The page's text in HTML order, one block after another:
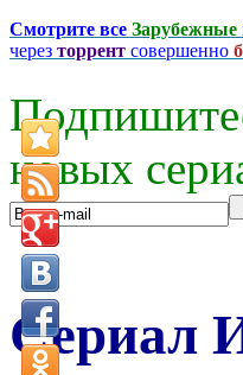
Смотрите все Зарубежные
через торрент совершенно
новых
Сериал